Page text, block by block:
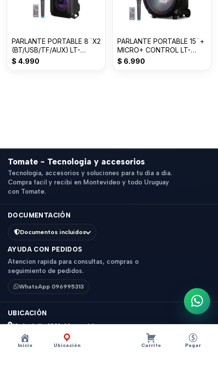
Inicio Ubicación Carrito Pagar
PARLANTE PORTABLE 8¨X2
(BT/USB/TF/AUX) LT-
2801XBT
$ 4.990
PARLANTE PORTABLE 15¨+
MICRO+ CONTROL LT-
1517BT C/RUEDAS
$ 6.990
Tomate - Tecnologia y accesorios
Tecnologia, accesorios y soluciones para tu dia a dia.
Compra facil y recibi en Montevideo y todo Uruguay
con Tomate.
DOCUMENTACIÓN
Documentos incluidos
AYUDA CON PEDIDOS
Atencion rapida para consultas, compras o
seguimiento de pedidos.
WhatsApp 096995313
UBICACIÓN
18 de Julio 1831, Montevideo
Horario: 9 a 18 hs